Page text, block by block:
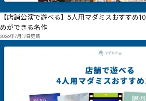
【店舗公演で遊べる】5人用マダミスおすすめ
めができる名作
2026年7月17日更新